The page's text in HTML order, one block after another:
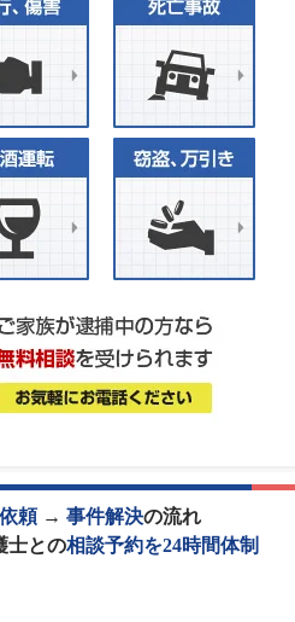
頼→ 事件解決の流れ
士との相談予約を24時間体制